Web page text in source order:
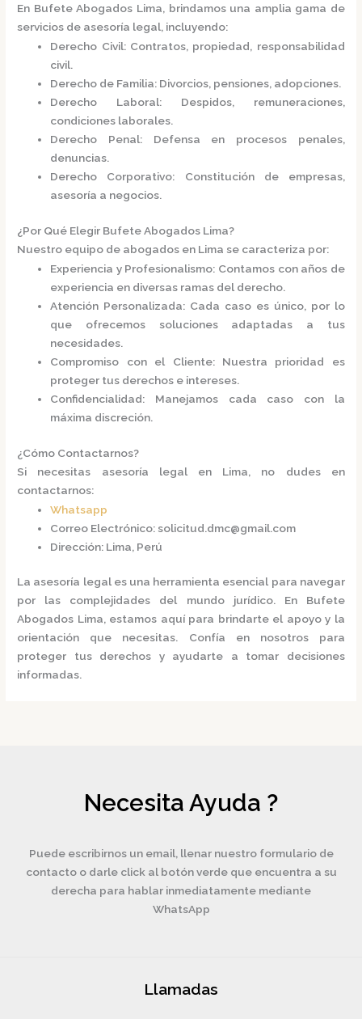
En Bufete Abogados Lima, brindamos una amplia gama de
servicios de asesoría legal, incluyendo:​
Derecho Civil: Contratos, propiedad, responsabilidad
civil.
Derecho de Familia: Divorcios, pensiones, adopciones.
Derecho Laboral: Despidos, remuneraciones,
condiciones laborales.
Derecho Penal: Defensa en procesos penales,
denuncias.
Derecho Corporativo: Constitución de empresas,
asesoría a negocios.​
¿Por Qué Elegir Bufete Abogados Lima?
Nuestro equipo de abogados en Lima se caracteriza por:​
Experiencia y Profesionalismo: Contamos con años de
experiencia en diversas ramas del derecho.
Atención Personalizada: Cada caso es único, por lo
que ofrecemos soluciones adaptadas a tus
necesidades.
Compromiso con el Cliente: Nuestra prioridad es
proteger tus derechos e intereses.
Confidencialidad: Manejamos cada caso con la
máxima discreción.​
¿Cómo Contactarnos?
Si necesitas asesoría legal en Lima, no dudes en
contactarnos:​
Whatsapp
Correo Electrónico: solicitud.dmc@gmail.com
Dirección: Lima, Perú​
La asesoría legal es una herramienta esencial para navegar
por las complejidades del mundo jurídico. En Bufete
Abogados Lima, estamos aquí para brindarte el apoyo y la
orientación que necesitas. Confía en nosotros para
proteger tus derechos y ayudarte a tomar decisiones
informadas.
Necesita Ayuda ?
Puede escribirnos un email, llenar nuestro formulario de
contacto o darle click al botón verde que encuentra a su
derecha para hablar inmediatamente mediante
WhatsApp
Llamadas